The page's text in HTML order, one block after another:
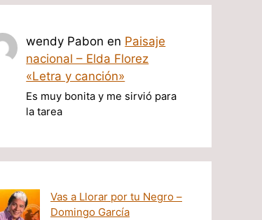
wendy Pabon en Paisaje
nacional – Elda Florez
«Letra y canción»
Es muy bonita y me sirvió para
la tarea
Vas a Llorar por tu Negro –
Domingo García